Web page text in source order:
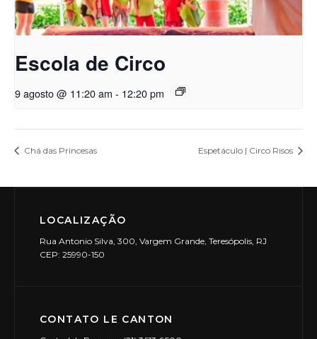
Escola de Circo
9 agosto @ 11:20 am - 12:20 pm
Chá das Princesas Espetáculo | Circo Risos
LOCALIZAÇÃO
Rua Antonio Silva, 300, Vargem Grande, Teresópolis, RJ
CEP: 25990-150
CONTATO LE CANTON